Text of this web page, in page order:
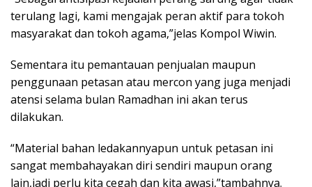
terulang lagi, kami mengajak peran aktif para tokoh
masyarakat dan tokoh agama,”jelas Kompol Wiwin.
Sementara itu pemantauan penjualan maupun
penggunaan petasan atau mercon yang juga menjadi
atensi selama bulan Ramadhan ini akan terus
dilakukan.
“Material bahan ledakannyapun untuk petasan ini
sangat membahayakan diri sendiri maupun orang
lain,jadi perlu kita cegah dan kita awasi,”tambahnya.